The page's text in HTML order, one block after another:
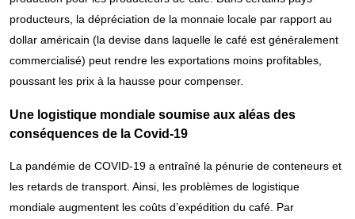
producteurs, la dépréciation de la monnaie locale par rapport au
dollar américain (la devise dans laquelle le café est généralement
commercialisé) peut rendre les exportations moins profitables,
poussant les prix à la hausse pour compenser.
Une logistique mondiale soumise aux aléas des
conséquences de la Covid-19
La pandémie de COVID-19 a entraîné la pénurie de conteneurs et
les retards de transport. Ainsi, les problèmes de logistique
mondiale augmentent les coûts d’expédition du café. Par